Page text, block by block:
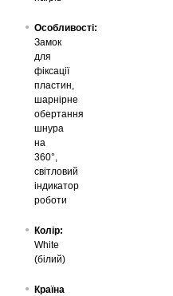
Особливості:
Замок
для
фіксації
пластин,
шарнірне
обертання
шнура
на
360°,
світловий
індикатор
роботи
Колір:
White
(білий)
Країна